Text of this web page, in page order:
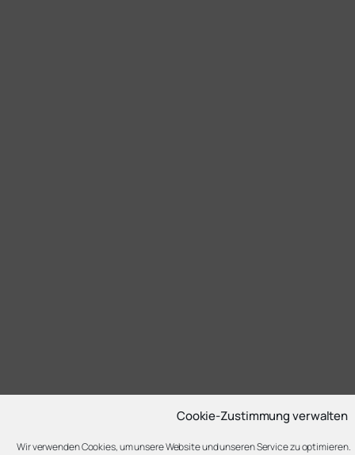
Cookie-Zustimmung verwalten
Wir verwenden Cookies, um unsere Website und unseren Service zu optimieren.